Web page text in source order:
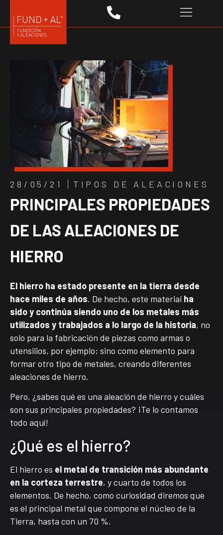
28/05/21 TIPOS DE ALEACIONES
PRINCIPALES PROPIEDADES
DE LAS ALEACIONES DE
HIERRO
El hierro ha estado presente en la tierra desde
hace miles de años. De hecho, este material ha
sido y continúa siendo uno de los metales más
utilizados y trabajados a lo largo de la historia, no
solo para la fabricación de piezas como armas o
utensilios, por ejemplo; sino como elemento para
formar otro tipo de metales, creando diferentes
aleaciones de hierro.
Pero, ¿sabes qué es una aleación de hierro y cuáles
son sus principales propiedades? ¡Te lo contamos
todo aquí!
¿Qué es el hierro?
El hierro es el metal de transición más abundante
en la corteza terrestre, y cuarto de todos los
elementos. De hecho, como curiosidad diremos que
es el principal metal que compone el núcleo de la
Tierra, hasta con un 70 %.